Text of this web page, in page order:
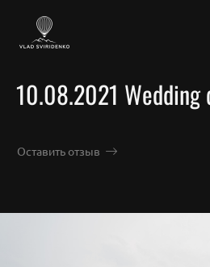
10.08.2021 Wedding
Оставить отзыв